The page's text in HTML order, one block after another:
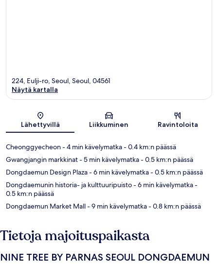
Kartta
224, Eulji-ro, Seoul, Seoul, 04561
Näytä kartalla
Lähettyvillä Liikkuminen Ravintoloita
Cheonggyecheon- 4 min kävelymatka- 0.4 km:n päässä
Gwangjangin markkinat- 5 min kävelymatka- 0.5 km:n päässä
Dongdaemun Design Plaza- 6 min kävelymatka- 0.5 km:n päässä
Dongdaemunin historia- ja kulttuuripuisto- 6 min kävelymatka-
0.5 km:n päässä
Dongdaemun Market Mall- 9 min kävelymatka- 0.8 km:n päässä
Tietoja majoituspaikasta
NINE TREE BY PARNAS SEOUL DONGDAEMUN